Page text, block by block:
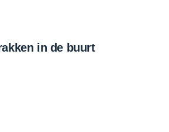
in de buurt